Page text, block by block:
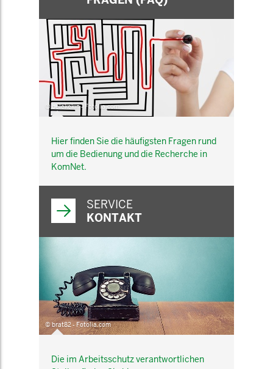
© belekekin - Fotolia.com
Hier finden Sie die häufigsten Fragen rund
um die Bedienung und die Recherche in
KomNet.
SERVICE
KONTAKT
© brat82 - Fotolia.com
Die im Arbeitsschutz verantwortlichen